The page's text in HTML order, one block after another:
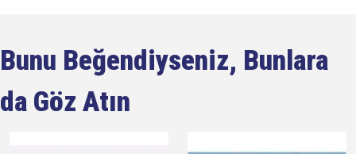
Bunu Beğendiyseniz, Bunlara
da Göz Atın